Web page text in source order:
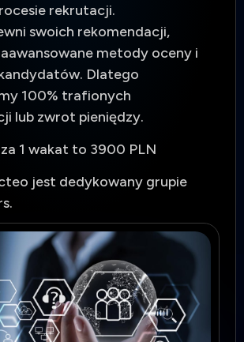
rekrutacji.
swoich rekomendacji,
metody oceny i
Dlatego
100% trafionych
lub zwrot pieniędzy.
za 1 wakat to 3900 PLN
jest dedykowany grupie